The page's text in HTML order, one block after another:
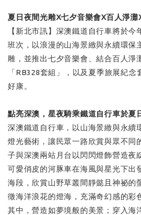
夏日夜間光雕X七夕音樂會X百人淨灘
【新北市訊】深澳鐵道自行車將於今
班次，以浪漫的山海景緻與永續環保
雕，並推出七夕音樂會、結合百人淨
「RB328套組」，以及夏季旅展紀念
好康。
點亮深澳，星夜騎乘鐵道自行車於夏
深澳鐵道自行車，以山海景緻與永續
燈光藝術，讓民眾一路欣賞與眾不同
子與深澳兩站月台以閃閃燈飾營造夜
可愛俏皮的河豚車在海風與星光下出
海段，欣賞山野草叢間靜懿且神祕的
徵海洋浪花的燈海，充滿奇幻感的彩
其中，營造如夢境般的美景；穿入海